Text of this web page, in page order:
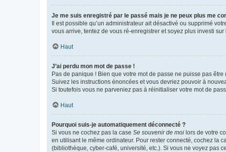
Je me suis enregistré par le passé mais je ne peux plus me
Il est possible qu’un administrateur ait désactivé ou supprimé
vous arrive, tentez de vous ré-enregistrer et soyez plus investi sur
Haut
J’ai perdu mon mot de passe !
Pas de panique ! Bien que votre mot de passe ne puisse pas
Suivez les instructions énoncées et vous devriez pouvoir à
Si toutefois vous ne parveniez pas à réinitialiser votre mot de
Haut
Pourquoi suis-je automatiquement déconnecté ?
Si vous ne cochez pas la case Se souvenir de moi lors de votre
en utilisant le même ordinateur. Pour rester connecté, cochez la
(bibliothèque, cyber-café, université, etc.). Si vous ne voyez pas